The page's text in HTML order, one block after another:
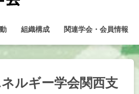
組織構成 関連学会 ・ 会員情報
ルギー学会関西支